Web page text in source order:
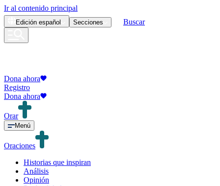
Ir al contenido principal
Edición español Secciones Buscar
Dona ahora
Registro
Dona ahora
Orar
Menú
Oraciones
Historias que inspiran
Análisis
Opinión